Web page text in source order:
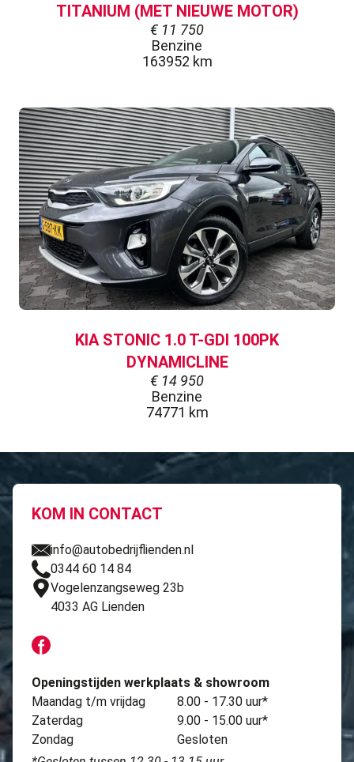
TITANIUM (MET NIEUWE MOTOR)
€ 11 750
Benzine
163952 km
KIA STONIC 1.0 T-GDI 100PK
DYNAMICLINE
€ 14 950
Benzine
74771 km
KOM IN CONTACT
info@autobedrijflienden.nl
0344 60 14 84
Vogelenzangseweg 23b
4033 AG Lienden
Openingstijden werkplaats & showroom
Maandag t/m vrijdag
8.00 - 17.30 uur*
Zaterdag
9.00 - 15.00 uur*
Zondag
Gesloten